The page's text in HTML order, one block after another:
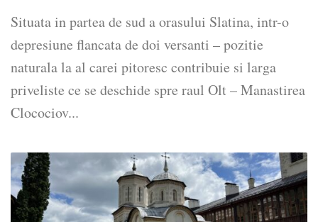
Situata in partea de sud a orasului Slatina, intr-o
depresiune flancata de doi versanti – pozitie
naturala la al carei pitoresc contribuie si larga
priveliste ce se deschide spre raul Olt – Manastirea
Clocociov...